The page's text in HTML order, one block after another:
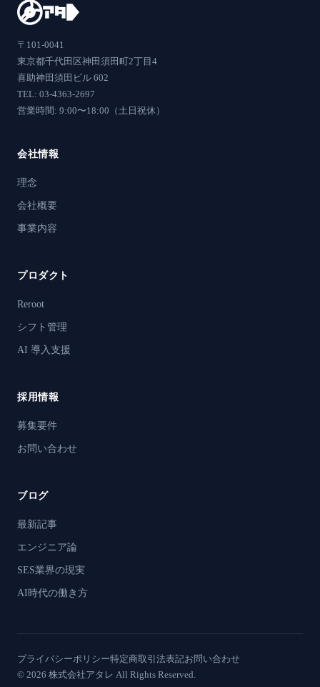
〒101-0041
東京都千代田区神田須田町2丁目4
喜助神田須田ビル 602
TEL: 03-4363-2697
営業時間: 9:00〜18:00（土日祝休）
会社情報
理念
会社概要
事業内容
プロダクト
Reroot
シフト管理
AI 導入支援
採用情報
募集要件
お問い合わせ
ブログ
最新記事
エンジニア論
SES業界の現実
AI時代の働き方
プライバシーポリシー特定商取引法表記お問い合わせ
© 2026 株式会社アタレ All Rights Reserved.